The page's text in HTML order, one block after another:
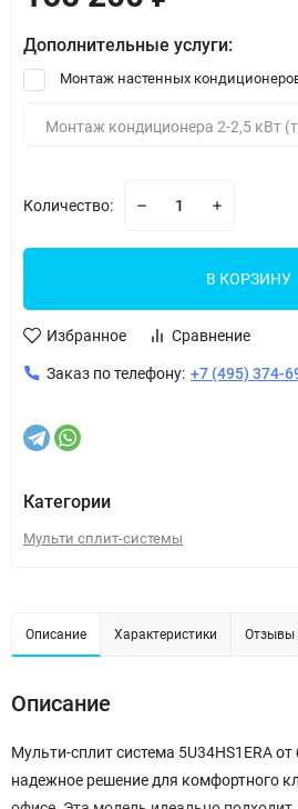
Дополнительные услуги:
Монтаж настенных
Количество:
В КОРЗИНУ
Избранное Сравнение
Заказ по телефону: +7 (495) 374-
Категории
Мульти сплит-системы
Описание Характеристики Отзывы
Описание
Мульти-сплит система 5U34HS1ERA
надежное решение для комфортного